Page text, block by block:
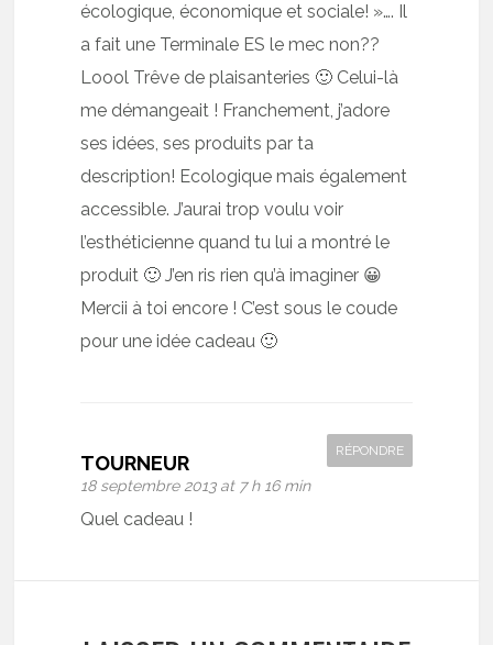
écologique, économique et sociale! »…. Il
a fait une Terminale ES le mec non??
Loool Trêve de plaisanteries 🙂 Celui-là
me démangeait ! Franchement, j’adore
ses idées, ses produits par ta
description! Ecologique mais également
accessible. J’aurai trop voulu voir
l’esthéticienne quand tu lui a montré le
produit 🙂 J’en ris rien qu’à imaginer 😀
Mercii à toi encore ! C’est sous le coude
pour une idée cadeau 🙂
TOURNEUR
18 septembre 2013 at 7 h 16 min
RÉPONDRE
Quel cadeau !